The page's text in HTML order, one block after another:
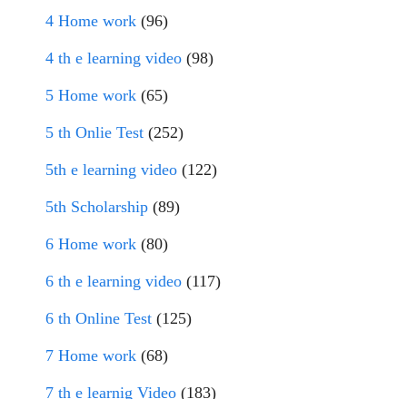
4 Home work (96)
4 th e learning video (98)
5 Home work (65)
5 th Onlie Test (252)
5th e learning video (122)
5th Scholarship (89)
6 Home work (80)
6 th e learning video (117)
6 th Online Test (125)
7 Home work (68)
7 th e learnig Video (183)